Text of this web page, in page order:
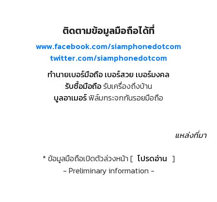
ติดตามข้อมูลมือถือได้ที่
www.facebook.com/siamphonedotcom
twitter.com/siamphonedotcom
ทำนายเบอร์มือถือ เบอร์สวย เบอร์มงคล
รับซื้อมือถือรับเครื่องถึงบ้าน
บูลอาเมอร์ฟิล์มกระจกกันรอยมือถือ
แหล่งที่มา
* ข้อมูลมือถือเปิดตัวล่วงหน้า [ โปรดอ่าน ]
- Preliminary information -